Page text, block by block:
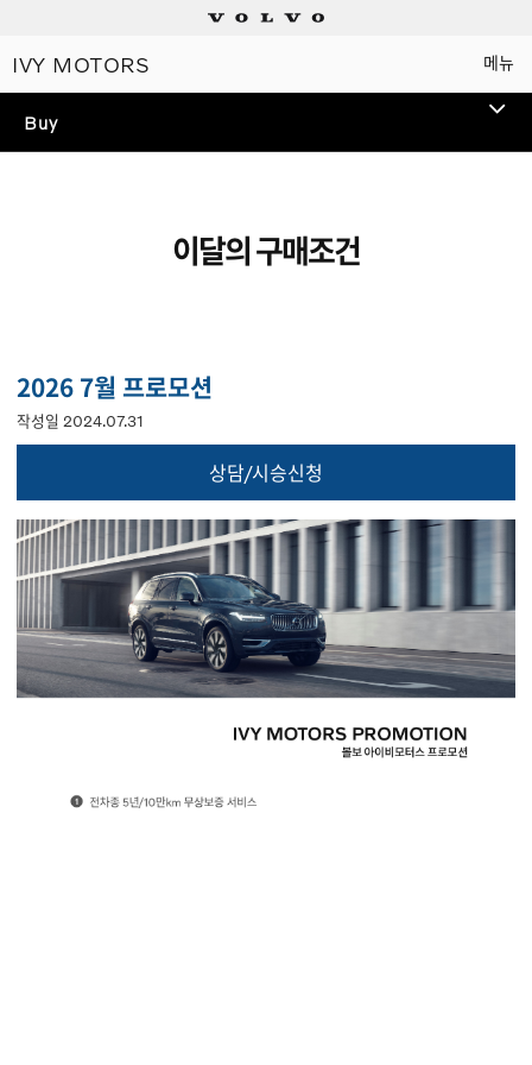
메뉴
IVY MOTORS
이달의 구매조건
Buy
2026 7월 프로모션
작성일 2024.07.31
상담/시승신청
Electric
Plug-in hybrids
전시장 찾기
이벤트
이달의 구매조건
서비스
IVY MOTORS